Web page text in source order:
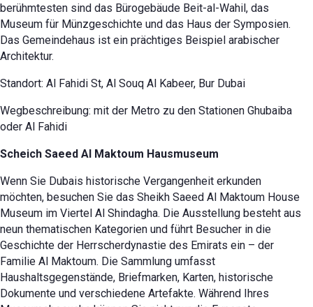
berühmtesten sind das Bürogebäude Beit-al-Wahil, das
Museum für Münzgeschichte und das Haus der Symposien.
Das Gemeindehaus ist ein prächtiges Beispiel arabischer
Architektur.
Standort: Al Fahidi St, Al Souq Al Kabeer, Bur Dubai
Wegbeschreibung: mit der Metro zu den Stationen Ghubaiba
oder Al Fahidi
Scheich Saeed Al Maktoum Hausmuseum
Wenn Sie Dubais historische Vergangenheit erkunden
möchten, besuchen Sie das Sheikh Saeed Al Maktoum House
Museum im Viertel Al Shindagha. Die Ausstellung besteht aus
neun thematischen Kategorien und führt Besucher in die
Geschichte der Herrscherdynastie des Emirats ein – der
Familie Al Maktoum. Die Sammlung umfasst
Haushaltsgegenstände, Briefmarken, Karten, historische
Dokumente und verschiedene Artefakte. Während Ihres